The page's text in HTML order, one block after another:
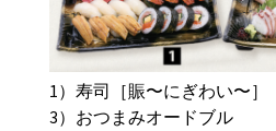
1）寿司［賑〜にぎわい〜］
3）おつまみオードブル